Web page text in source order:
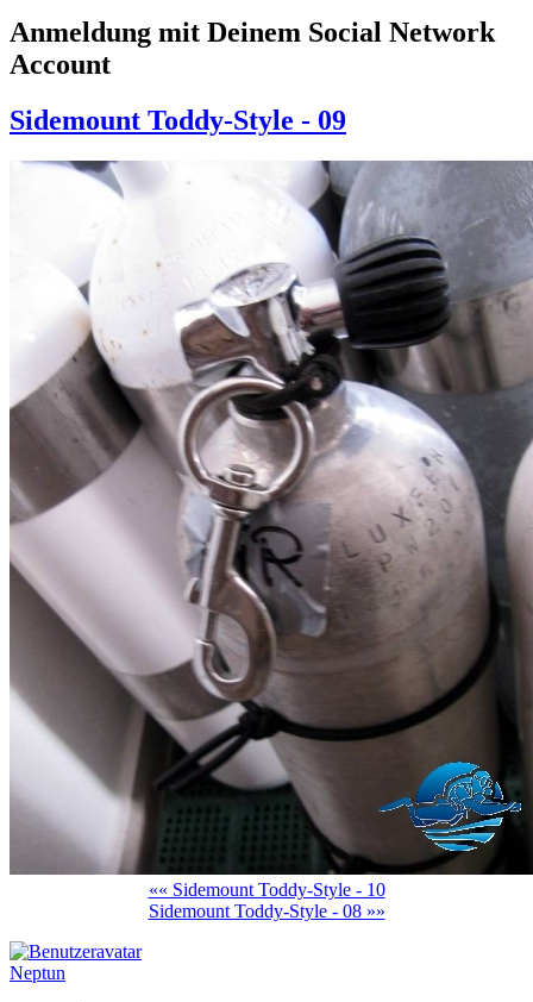
Anmeldung mit Deinem Social Network
Account
Sidemount Toddy-Style - 09
«« Sidemount Toddy-Style - 10
Sidemount Toddy-Style - 08 »»
Neptun